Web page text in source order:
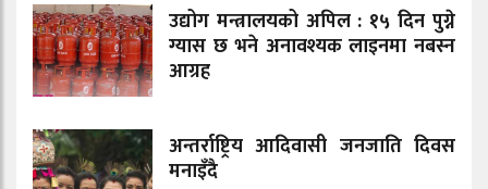
उद्योग मन्त्रालयको अपिल : १५ दिन पुग्ने
ग्यास छ भने अनावश्यक लाइनमा नबस्न
आग्रह
अन्तर्राष्ट्रिय आदिवासी जनजाति दिवस
मनाइँदै